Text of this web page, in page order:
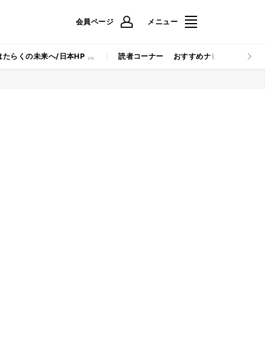
会員ページ メニュー
たらくの未来へ/日本HP 読者コーナー おすすめナビ マイナビ